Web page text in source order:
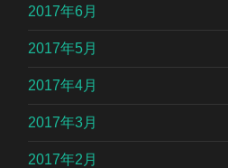
2017年6月
2017年5月
2017年4月
2017年3月
2017年2月